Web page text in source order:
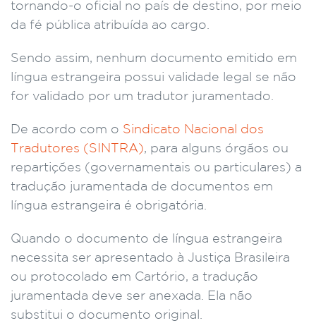
tornando-o oficial no país de destino, por meio
da fé pública atribuída ao cargo.
Sendo assim, nenhum documento emitido em
língua estrangeira possui validade legal se não
for validado por um tradutor juramentado.
De acordo com o Sindicato Nacional dos
Tradutores (SINTRA), para alguns órgãos ou
repartições (governamentais ou particulares) a
tradução juramentada de documentos em
língua estrangeira é obrigatória.
Quando o documento de língua estrangeira
necessita ser apresentado à Justiça Brasileira
ou protocolado em Cartório, a tradução
juramentada deve ser anexada. Ela não
substitui o documento original.